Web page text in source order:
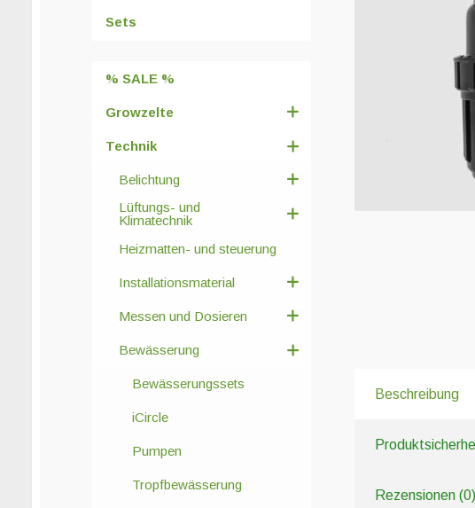
Beschreibung
Rezensionen (0)
Sets
% SALE %
Growzelte
Technik
Belichtung
Lüftungs- und
Klimatechnik
Heizmatten- und steuerung
Installationsmaterial
Messen und Dosieren
Bewässerung
Bewässerungssets
iCircle
Pumpen
Tropfbewässerung